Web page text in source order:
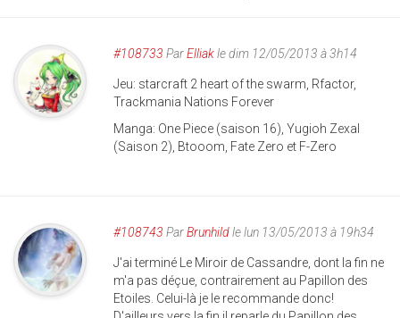
#108733 ParElliakle dim 12/05/2013 à 3h14
Jeu: starcraft 2 heart of the swarm, Rfactor,
Trackmania Nations Forever
Manga: One Piece (saison 16), Yugioh Zexal
(Saison 2), Btooom, Fate Zero et F-Zero
#108743 ParBrunhildle lun 13/05/2013 à 19h34
J'ai terminé Le Miroir de Cassandre, dont la fin ne
m'a pas déçue, contrairement au Papillon des
Etoiles. Celui-là je le recommande donc!